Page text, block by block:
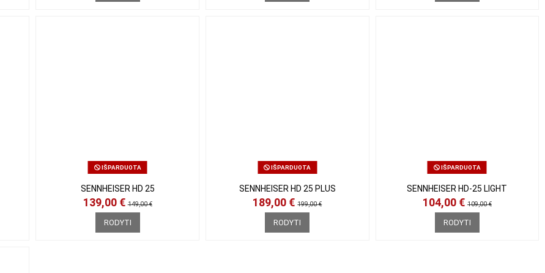
IŠPARDUOTA
SENNHEISER HD 25
139,00 €149,00 €
RODYTI
IŠPARDUOTA
SENNHEISER HD 25 PLUS
189,00 €199,00 €
RODYTI
IŠPARDUOTA
SENNHEISER HD-25 LIGHT
104,00 € 109,00 €
RODYTI